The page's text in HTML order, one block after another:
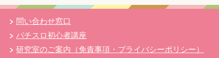
問い合わせ窓口
パチスロ初心者講座
研究室のご案内（免責事項・プライバシーポリシー）